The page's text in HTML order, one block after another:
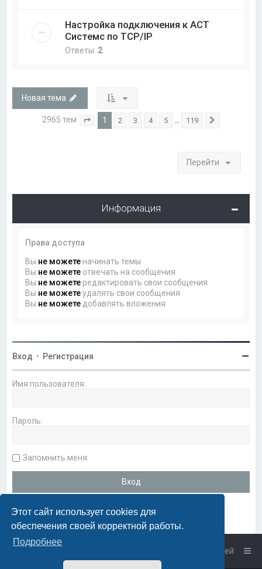
Этот сайт использует cookies для
обеспечения своей корректной работы.
Подробнее
Настройка подключения к АСТ
Системс по TCP/IP
Ответы: 2
Новая тема
2965 тем Страница из 119
1 2 3 4 5 119
Перейти
Информация
Права доступа
Вы не можете начинать темы
Вы не можете отвечать на сообщения
Вы не можете редактировать свои сообщения
Вы не можетеудалять свои сообщения
Вы не можете добавлять вложения
Вход • Регистрация
Имя пользователя:
Пароль:
Запомнить меня
Связаться с администрацией